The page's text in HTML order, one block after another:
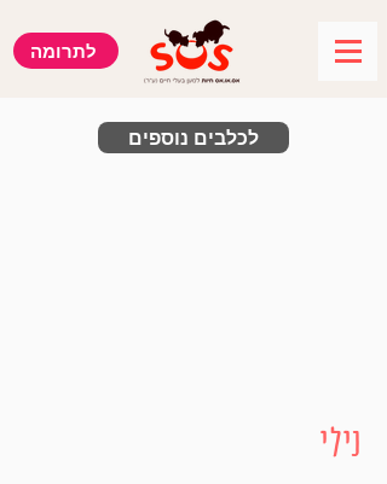
לתרומה
לכלבים נוספים
נילי